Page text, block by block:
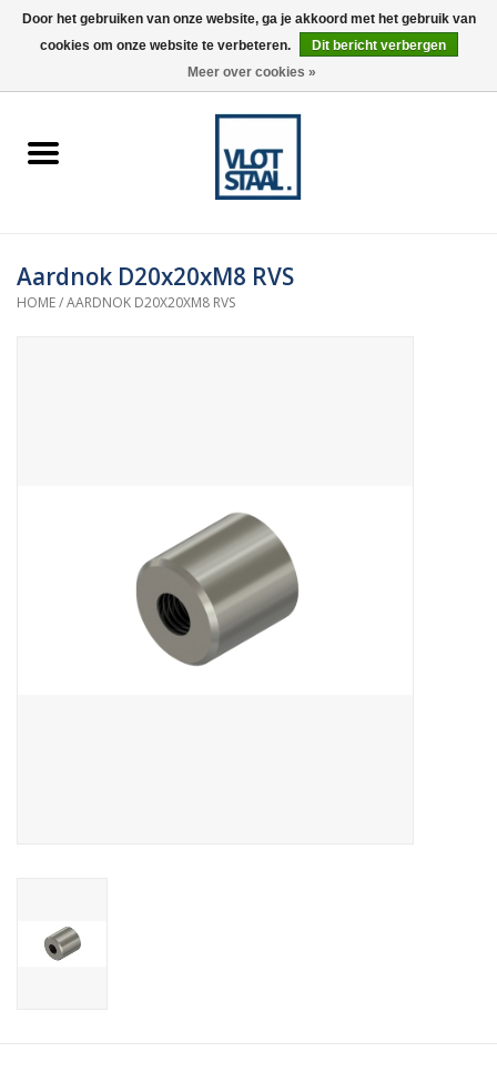
0 Artikelen - €0,00
spanners
Aardnok D20x20xM8 RVS
HOME/AARDNOK D20X20XM8 RVS
Door het gebruiken van onze website, ga je akkoord met het gebruik van
cookies om onze website te verbeteren.
Dit bericht verbergen
Meer over cookies »